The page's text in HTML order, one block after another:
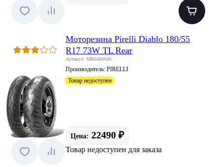
Моторезина Pirelli Diablo 180/55
R17 73W TL Rear
Артикул: MR6480006
Производитель:PIRELLI
Товар недоступен
Цена: 22490 ₽
Товар недоступен для заказа